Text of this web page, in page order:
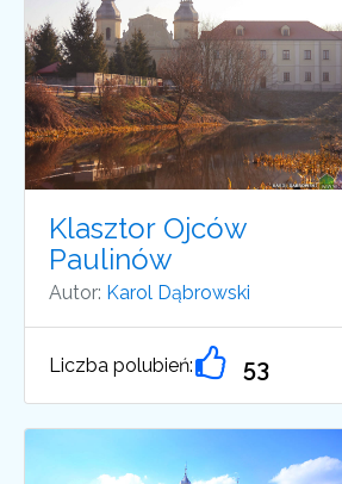
Klasztor Ojców
Paulinów
Autor: Karol Dąbrowski
Liczba polubień: 53